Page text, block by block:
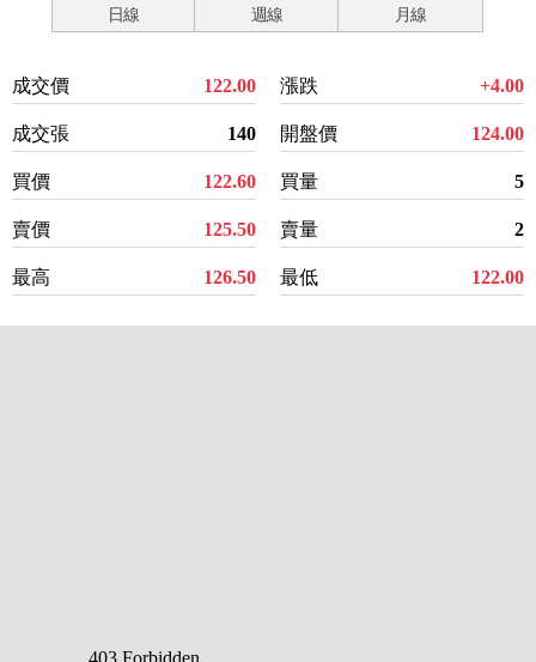
日線 週線 月線
成交價 122.00
成交張 140
買價 122.60
賣價 125.50
最高 126.50
漲跌 +4.00
開盤價 124.00
買量 5
賣量 2
最低 122.00